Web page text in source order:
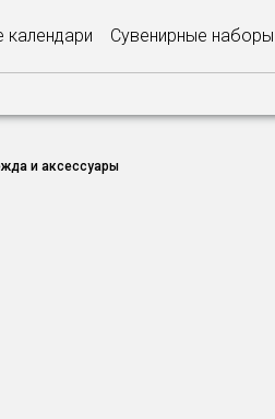
календари Сувенирные наборы
и аксессуары